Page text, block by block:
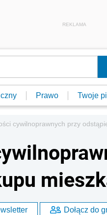
REKLAMA
Prawo Twoje
cywilnoprawnych przy
Dołącz do